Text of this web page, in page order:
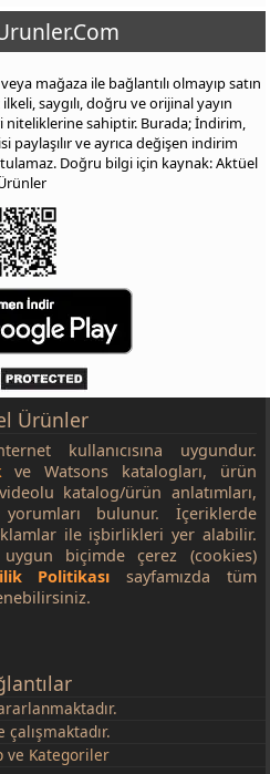
mağaza ile bağlantılı olmayıp satın
saygılı, doğru ve orijinal yayın
niteliklerine sahiptir. Burada; İndirim,
ve ayrıca değişen indirim
Doğru bilgi için kaynak: Aktüel
Ürünler
kullanıcısına uygundur.
ve Watsons katalogları, ürün
katalog/ürün anlatımları,
bulunur. İçeriklerde
ile işbirlikleri yer alabilir.
uygun biçimde çerez (cookies)
Politikası sayfamızda tüm
ve Kategoriler